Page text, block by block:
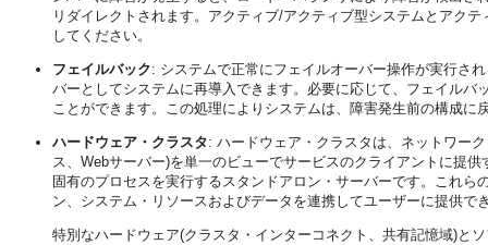
リダイレクトされます。アクティブ/アクティブ型システムとアク
してください。
フェイルバック: システムで正常にフェイルオーバー操作が実行さ
バーとしてシステムに再導入できます。必要に応じて、フェイル
ことができます。この処理によりシステムは、障害発生前の構成に
ハードウェア・クラスタ: ハードウェア・クラスタは、ネットワー
ス、Webサーバー)を単一のビューでサービスのクライアントに提
固有のプロセスを実行するスタンドアロン・サーバーです。これ
ン、システム・リソースおよびデータを連携してユーザーに提供で
特別なハードウェア(クラスタ・インターコネクト、共有記憶域)と